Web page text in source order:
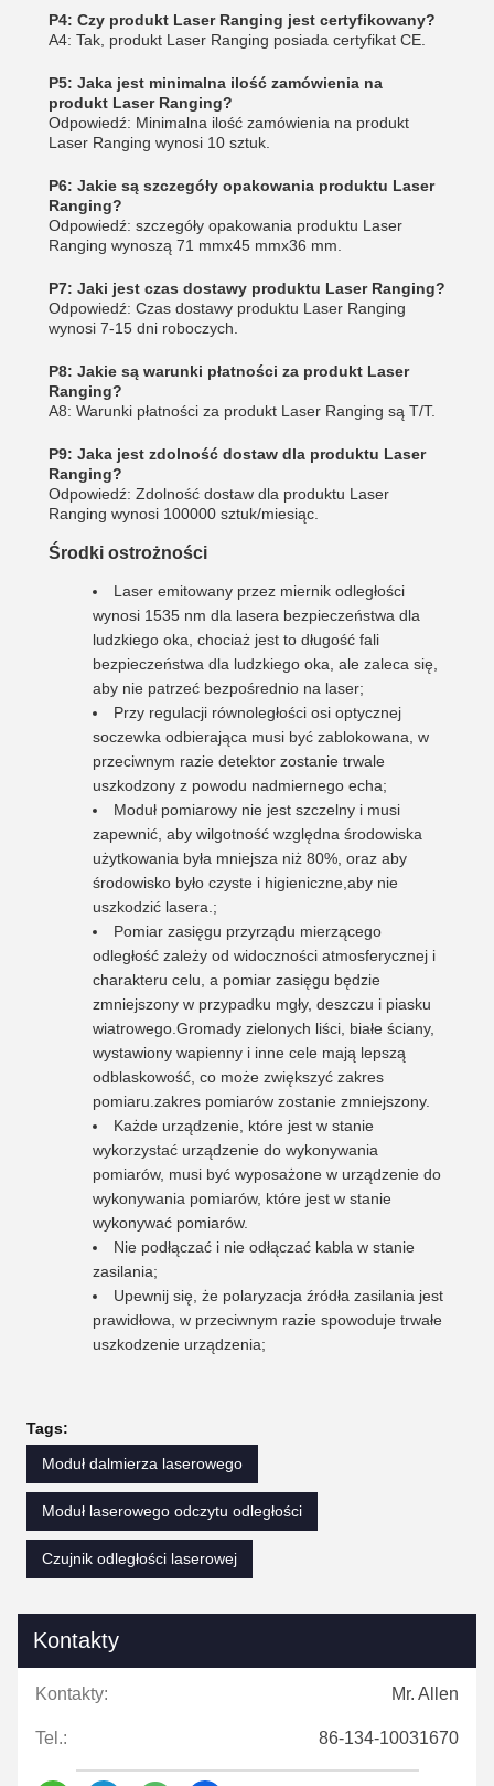
P4: Czy produkt Laser Ranging jest certyfikowany?
A4: Tak, produkt Laser Ranging posiada certyfikat CE.
P5: Jaka jest minimalna ilość zamówienia na
produkt Laser Ranging?
Odpowiedź: Minimalna ilość zamówienia na produkt
Laser Ranging wynosi 10 sztuk.
P6: Jakie są szczegóły opakowania produktu Laser
Ranging?
Odpowiedź: szczegóły opakowania produktu Laser
Ranging wynoszą 71 mmx45 mmx36 mm.
P7: Jaki jest czas dostawy produktu Laser Ranging?
Odpowiedź: Czas dostawy produktu Laser Ranging
wynosi 7-15 dni roboczych.
P8: Jakie są warunki płatności za produkt Laser
Ranging?
A8: Warunki płatności za produkt Laser Ranging są T/T.
P9: Jaka jest zdolność dostaw dla produktu Laser
Ranging?
Odpowiedź: Zdolność dostaw dla produktu Laser
Ranging wynosi 100000 sztuk/miesiąc.
Środki ostrożności
Laser emitowany przez miernik odległości
wynosi 1535 nm dla lasera bezpieczeństwa dla
ludzkiego oka, chociaż jest to długość fali
bezpieczeństwa dla ludzkiego oka, ale zaleca się,
aby nie patrzeć bezpośrednio na laser;
Przy regulacji równoległości osi optycznej
soczewka odbierająca musi być zablokowana, w
przeciwnym razie detektor zostanie trwale
uszkodzony z powodu nadmiernego echa;
Moduł pomiarowy nie jest szczelny i musi
zapewnić, aby wilgotność względna środowiska
użytkowania była mniejsza niż 80%, oraz aby
środowisko było czyste i higieniczne,aby nie
uszkodzić lasera.;
Pomiar zasięgu przyrządu mierzącego
odległość zależy od widoczności atmosferycznej i
charakteru celu, a pomiar zasięgu będzie
zmniejszony w przypadku mgły, deszczu i piasku
wiatrowego.Gromady zielonych liści, białe ściany,
wystawiony wapienny i inne cele mają lepszą
odblaskowość, co może zwiększyć zakres
pomiaru.zakres pomiarów zostanie zmniejszony.
Każde urządzenie, które jest w stanie
wykorzystać urządzenie do wykonywania
pomiarów, musi być wyposażone w urządzenie do
wykonywania pomiarów, które jest w stanie
wykonywać pomiarów.
Nie podłączać i nie odłączać kabla w stanie
zasilania;
Upewnij się, że polaryzacja źródła zasilania jest
prawidłowa, w przeciwnym razie spowoduje trwałe
uszkodzenie urządzenia;
Tags:
Moduł dalmierza laserowego
Moduł laserowego odczytu odległości
Czujnik odległości laserowej
Kontakty
Kontakty: Mr. Allen
Tel.: 86-134-10031670